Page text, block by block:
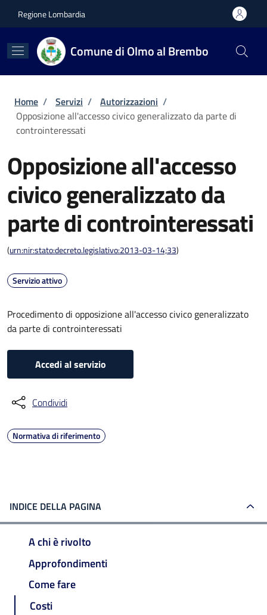
Regione Lombardia
Comune di Olmo al Brembo
Briciole di pane
Home / Servizi / Autorizzazioni /
Opposizione all'accesso civico generalizzato da parte di
controinteressati
Opposizione all'accesso
civico generalizzato da
parte di controinteressati
(urn:nir:stato:decreto.legislativo:2013-03-14;33)
Servizio attivo
Procedimento di opposizione all'accesso civico generalizzato
da parte di controinteressati
Accedi al servizio
Condividi
Normativa di riferimento
INDICE DELLA PAGINA
A chi è rivolto
Approfondimenti
Come fare
Costi